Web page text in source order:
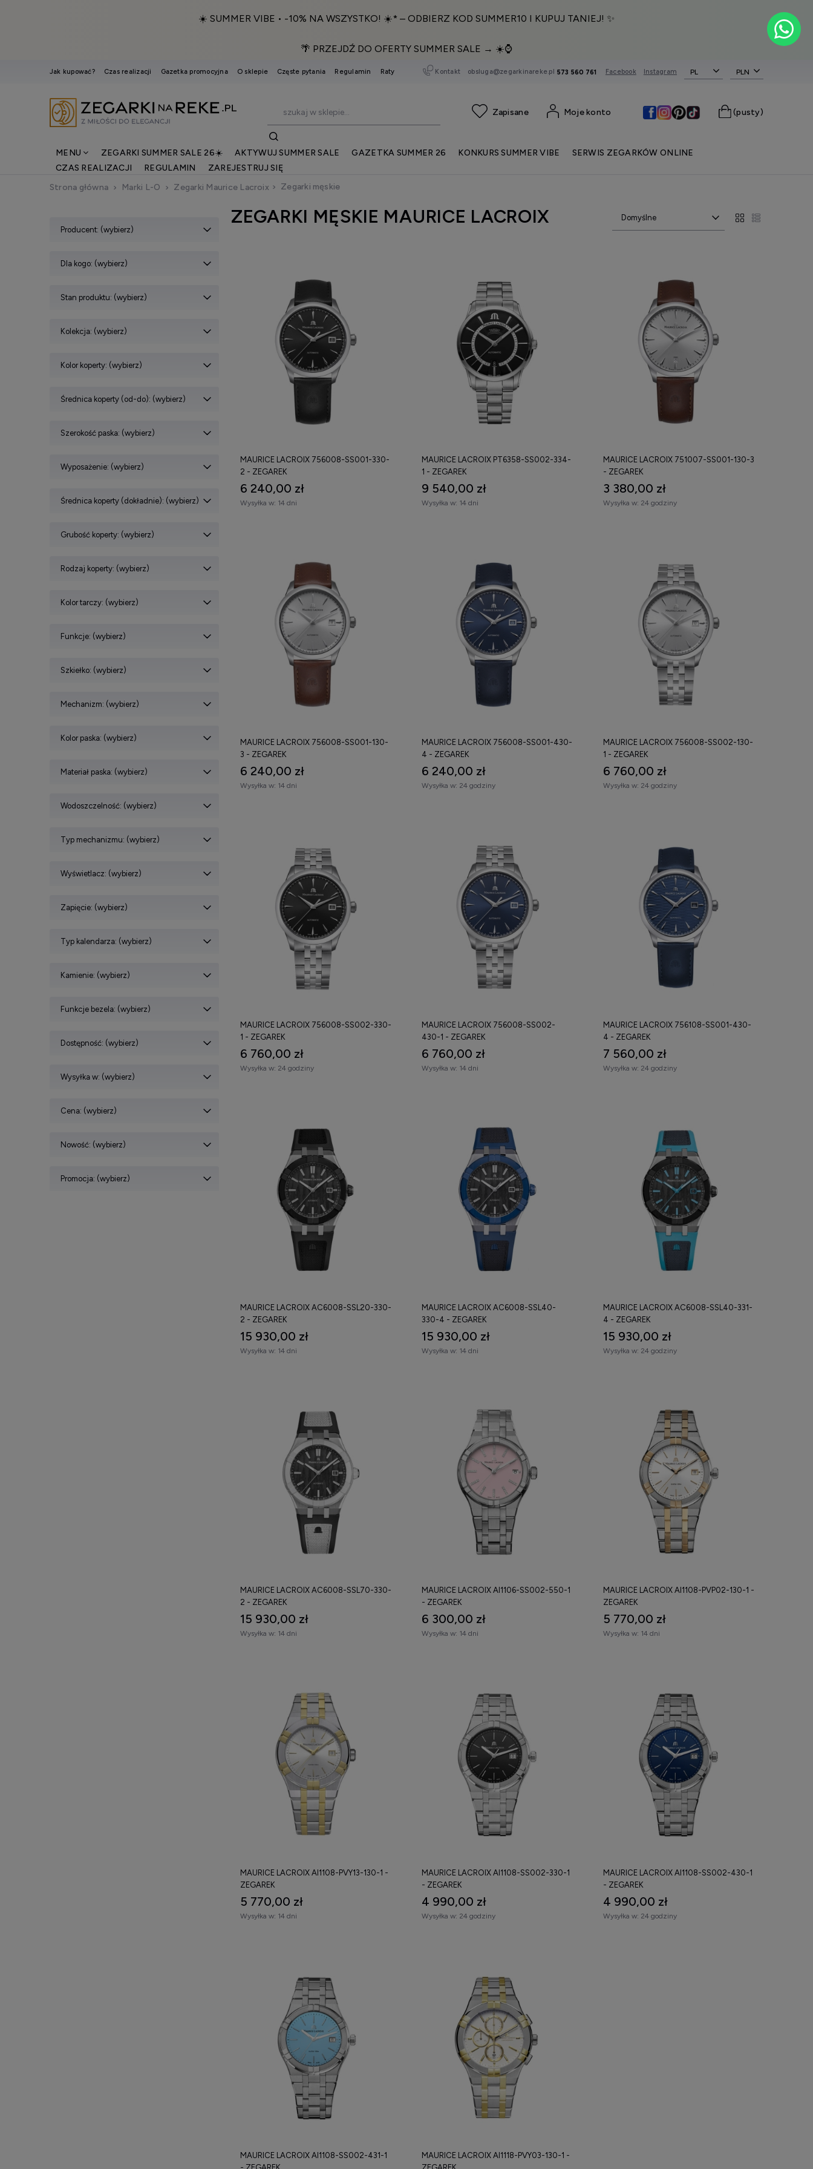
☀️ SUMMER VIBE • -10% NA WSZYSTKO! ☀️* – ODBIERZ KOD SUMMER10 I KUPUJ TANIEJ! ✨
🌴 PRZEJDŹ DO OFERTY SUMMER SALE → ☀️⌚️
Jak kupować? Czas realizacji Gazetka promocyjna O sklepie Częste pytania Regulamin Raty Kontakt obsluga@zegarkinareke.pl 573 560 761 Facebook Instagram PL
(pusty)
Moje konto
MENU ZEGARKI SUMMER SALE 26☀️ AKTYWUJ SUMMER SALE GAZETKA SUMMER 26 KONKURS SUMMER VIBE
SERWIS ZEGARKÓW ONLINE
CZAS REALIZACJI
REGULAMIN
ZAREJESTRUJ SIĘ
Strona główna
Marki L-O Zegarki Maurice Lacroix Zegarki męskie
Producent: (wybierz)
Dla kogo: (wybierz)
Stan produktu: (wybierz)
Kolekcja: (wybierz)
Kolor koperty: (wybierz)
Średnica koperty (od-do): (wybierz)
Szerokość paska: (wybierz)
Wyposażenie: (wybierz)
Średnica koperty (dokładnie): (wybierz)
Grubość koperty: (wybierz)
Rodzaj koperty: (wybierz)
Kolor tarczy: (wybierz)
Funkcje: (wybierz)
Szkiełko: (wybierz)
Mechanizm: (wybierz)
Kolor paska: (wybierz)
Materiał paska: (wybierz)
Wodoszczelność: (wybierz)
Typ mechanizmu: (wybierz)
Wyświetlacz: (wybierz)
Zapięcie: (wybierz)
Typ kalendarza: (wybierz)
Kamienie: (wybierz)
Funkcje bezela: (wybierz)
Dostępność: (wybierz)
Wysyłka w: (wybierz)
Cena: (wybierz)
Nowość: (wybierz)
Promocja: (wybierz)
ZEGARKI MĘSKIE MAURICE LACROIX
MAURICE LACROIX 756008-SS001-330-
2 - ZEGAREK
6 240,00 zł
Wysyłka w: 14 dni
MAURICE LACROIX PT6358-SS002-334-
1 - ZEGAREK
9 540,00 zł
Wysyłka w: 14 dni
MAURICE LACROIX 751007-SS001-130-3
- ZEGAREK
3 380,00 zł
Wysyłka w: 24 godziny
MAURICE LACROIX 756008-SS001-130-
3 - ZEGAREK
6 240,00 zł
Wysyłka w: 14 dni
MAURICE LACROIX 756008-SS001-430-
4 - ZEGAREK
6 240,00 zł
Wysyłka w: 24 godziny
MAURICE LACROIX 756008-SS002-130-
1 - ZEGAREK
6 760,00 zł
Wysyłka w: 24 godziny
MAURICE LACROIX 756008-SS002-330-
1 - ZEGAREK
6 760,00 zł
Wysyłka w: 24 godziny
MAURICE LACROIX 756008-SS002-
430-1 - ZEGAREK
6 760,00 zł
Wysyłka w: 14 dni
MAURICE LACROIX 756108-SS001-430-
4 - ZEGAREK
7 560,00 zł
Wysyłka w: 24 godziny
MAURICE LACROIX AC6008-SSL20-330-
2 - ZEGAREK
15 930,00 zł
Wysyłka w: 14 dni
MAURICE LACROIX AC6008-SSL40-
330-4 - ZEGAREK
15 930,00 zł
Wysyłka w: 14 dni
MAURICE LACROIX AC6008-SSL40-331-
4 - ZEGAREK
15 930,00 zł
Wysyłka w: 24 godziny
MAURICE LACROIX AC6008-SSL70-330-
2 - ZEGAREK
15 930,00 zł
Wysyłka w: 14 dni
MAURICE LACROIX AI1106-SS002-550-1
- ZEGAREK
6 300,00 zł
Wysyłka w: 14 dni
MAURICE LACROIX AI1108-PVP02-130-1 -
ZEGAREK
5 770,00 zł
Wysyłka w: 14 dni
MAURICE LACROIX AI1108-PVY13-130-1 -
ZEGAREK
5 770,00 zł
Wysyłka w: 14 dni
MAURICE LACROIX AI1108-SS002-330-1
- ZEGAREK
4 990,00 zł
Wysyłka w: 24 godziny
MAURICE LACROIX AI1108-SS002-430-1
- ZEGAREK
4 990,00 zł
Wysyłka w: 24 godziny
MAURICE LACROIX AI1108-SS002-431-1
MAURICE LACROIX AI1118-PVY03-130-1 -